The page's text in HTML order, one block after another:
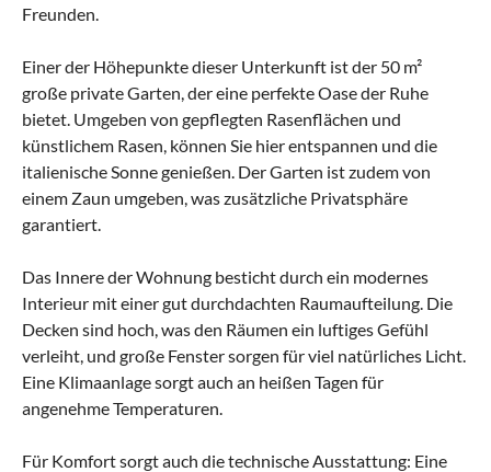
Freunden.
Einer der Höhepunkte dieser Unterkunft ist der 50 m²
große private Garten, der eine perfekte Oase der Ruhe
bietet. Umgeben von gepflegten Rasenflächen und
künstlichem Rasen, können Sie hier entspannen und die
italienische Sonne genießen. Der Garten ist zudem von
einem Zaun umgeben, was zusätzliche Privatsphäre
garantiert.
Das Innere der Wohnung besticht durch ein modernes
Interieur mit einer gut durchdachten Raumaufteilung. Die
Decken sind hoch, was den Räumen ein luftiges Gefühl
verleiht, und große Fenster sorgen für viel natürliches Licht.
Eine Klimaanlage sorgt auch an heißen Tagen für
angenehme Temperaturen.
Für Komfort sorgt auch die technische Ausstattung: Eine